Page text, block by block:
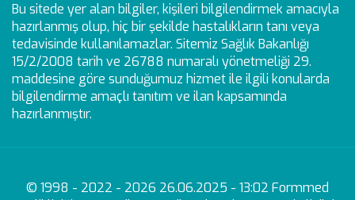
Bu sitede yer alan bilgiler, kişileri bilgilendirmek amacıyla
hazırlanmış olup, hiç bir şekilde hastalıkların tanı veya
tedavisinde kullanılamazlar. Sitemiz Sağlık Bakanlığı
15/2/2008 tarih ve 26788 numaralı yönetmeliği 29.
maddesine göre sunduğumuz hizmet ile ilgili konularda
bilgilendirme amaçlı tanıtım ve ilan kapsamında
hazırlanmıştır.
© 1998 - 2022 - 2026 26.06.2025 - 13:02 Formmed